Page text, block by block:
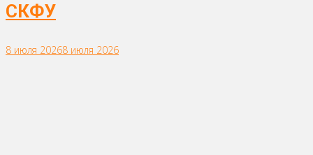
СКФУ
8 июля 20268 июля 2026